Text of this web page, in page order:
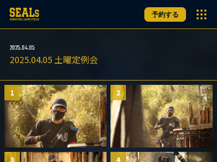
予約する
2025.04.05
2025.04.05 土曜定例会
1 2
3 4